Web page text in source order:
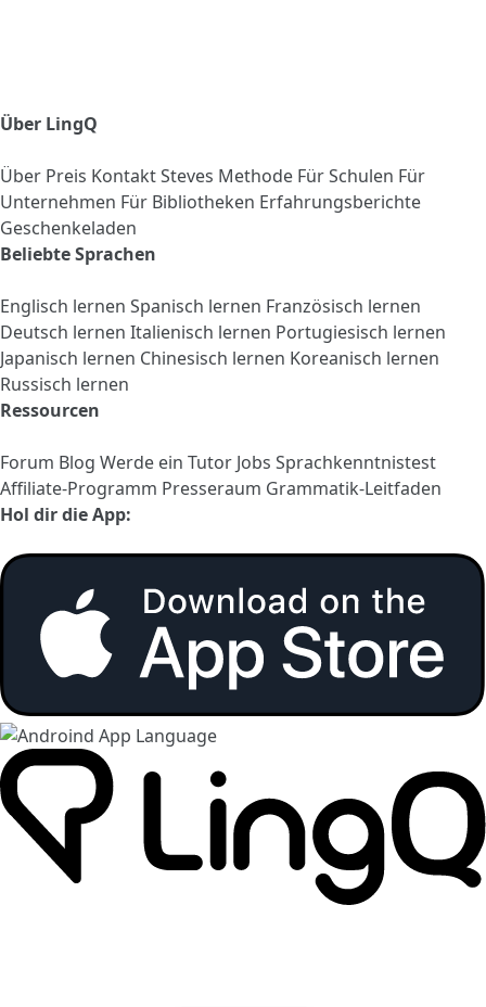
Über LingQ
Über Preis KontaktSteves Methode Für Schulen Für
Unternehmen Für Bibliotheken Erfahrungsberichte
Geschenkeladen
Beliebte Sprachen
Englisch lernen Spanisch lernen Französisch lernen
Deutsch lernen Italienisch lernen Portugiesisch lernen
Japanisch lernen Chinesisch lernen Koreanisch lernen
Russisch lernen
Ressourcen
Forum Blog Werde ein Tutor Jobs Sprachkenntnistest
Affiliate-Programm Presseraum Grammatik-Leitfaden
Hol dir die App: